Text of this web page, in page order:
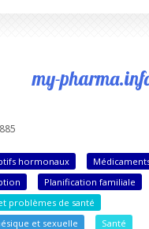
my-
hormonaux
Planification familiale
problèmes de santé
et sexuelle
Santé